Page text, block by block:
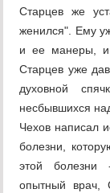
Старцев же
женился". Ему
и ее манеры, и
Старцев уже
духовной
несбывшихся
Чехов написал
болезни,
этой болезни
опытный врач,